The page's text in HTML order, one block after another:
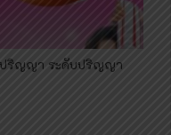
ปริญญา ระดับปริญญา